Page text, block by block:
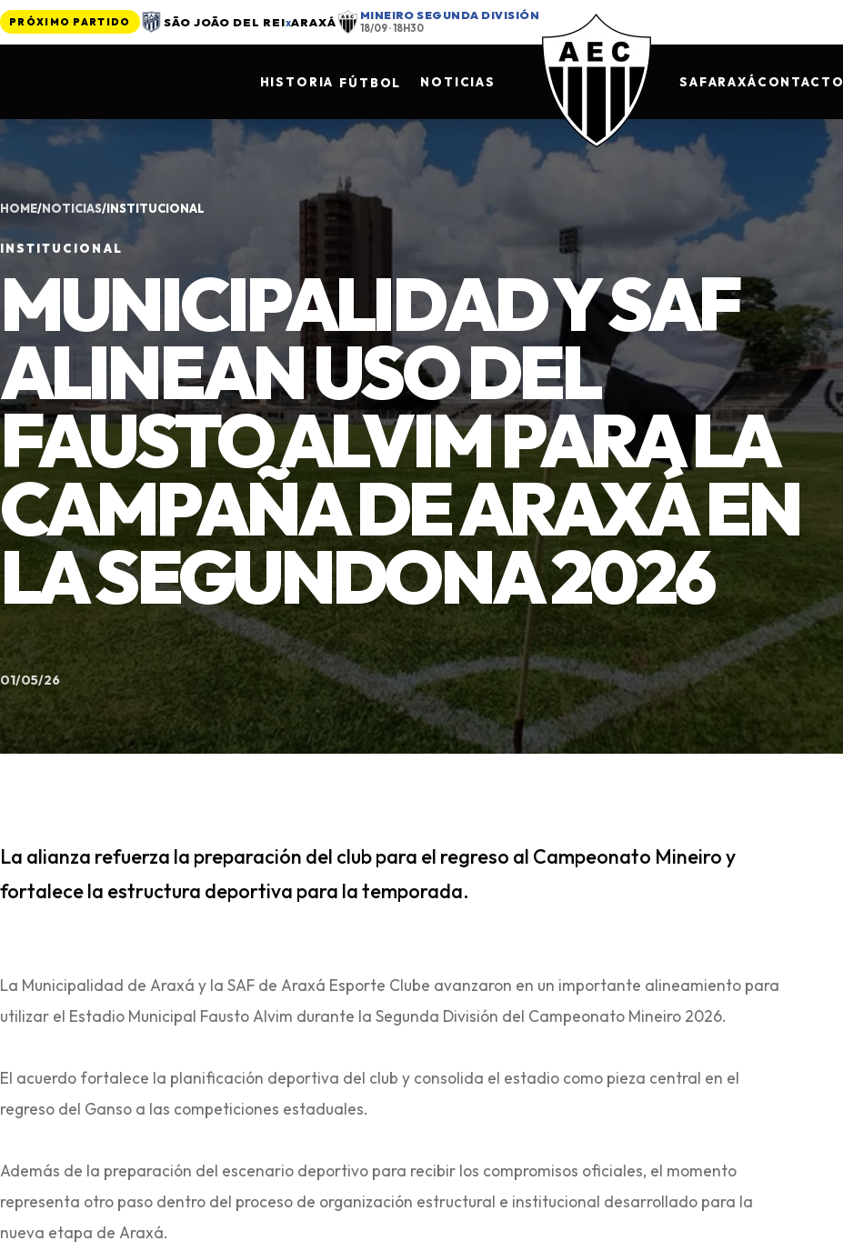
PRÓXIMO PARTIDO SÃO JOÃO DEL REIxARAXÁ MINEIRO SEGUNDA DIVISIÓN
18/09 · 18H30
HISTORIA FÚTBOL NOTICIAS SAFARAXÁCONTACTO
HOME/NOTICIAS/INSTITUCIONAL
INSTITUCIONAL
MUNICIPALIDAD Y SAF
ALINEAN USO DEL
FAUSTO ALVIM PARA LA
CAMPAÑA DE ARAXÁ EN
LA SEGUNDONA 2026
01/05/26
La alianza refuerza la preparación del club para el regreso al Campeonato Mineiro y
fortalece la estructura deportiva para la temporada.
La Municipalidad de Araxá y la SAF de Araxá Esporte Clube avanzaron en un importante alineamiento para
utilizar el Estadio Municipal Fausto Alvim durante la Segunda División del Campeonato Mineiro 2026.
El acuerdo fortalece la planificación deportiva del club y consolida el estadio como pieza central en el
regreso del Ganso a las competiciones estaduales.
Además de la preparación del escenario deportivo para recibir los compromisos oficiales, el momento
representa otro paso dentro del proceso de organización estructural e institucional desarrollado para la
nueva etapa de Araxá.